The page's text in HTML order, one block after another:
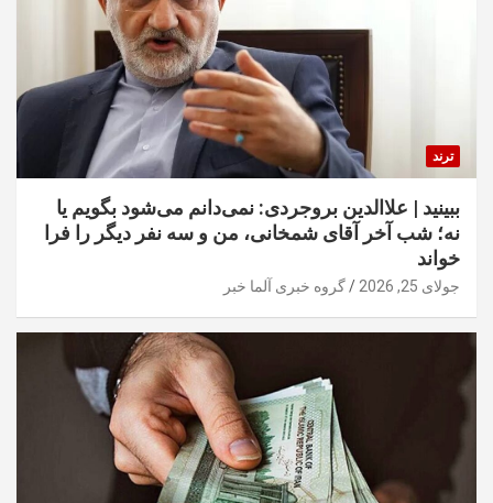
ترند
ببینید | علاالدین بروجردی: نمی‌دانم می‌شود بگویم یا
نه؛ شب آخر آقای شمخانی، من و سه نفر دیگر را فرا
خواند
جولای 25, 2026 گروه خبری آلما خبر